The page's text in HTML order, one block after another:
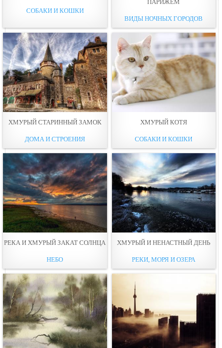
СОБАКИ И КОШКИ
ПАРИЖЕМ
ВИДЫ НОЧНЫХ ГОРОДОВ
ХМУРЫЙ СТАРИННЫЙ ЗАМОК
ДОМА И СТРОЕНИЯ
ХМУРЫЙ КОТЯ
СОБАКИ И КОШКИ
РЕКА И ХМУРЫЙ ЗАКАТ СОЛНЦА
НЕБО
ХМУРЫЙ И НЕНАСТНЫЙ ДЕНЬ
РЕКИ, МОРЯ И ОЗЕРА